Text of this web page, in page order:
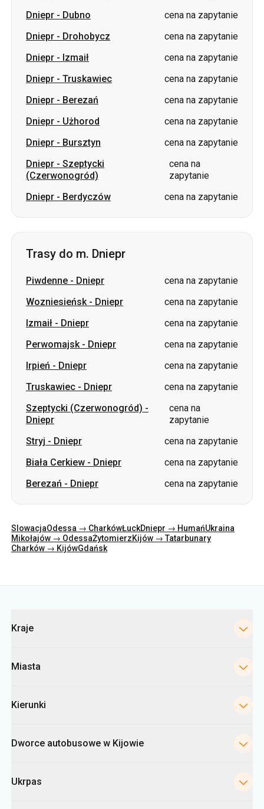
Dniepr - Dubno
cena na zapytanie
Dniepr - Drohobycz
cena na zapytanie
Dniepr - Izmaił
cena na zapytanie
Dniepr - Truskawiec
cena na zapytanie
Dniepr - Berezań
cena na zapytanie
Dniepr - Użhorod
cena na zapytanie
Dniepr - Bursztyn
cena na zapytanie
Dniepr - Szeptycki
(Czerwonogród)
cena na
zapytanie
Dniepr - Berdyczów cena na zapytanie
Trasy do m. Dniepr
Piwdenne - Dniepr
cena na zapytanie
Wozniesieńsk- Dniepr
cena na zapytanie
Izmaił - Dniepr
cena na zapytanie
Perwomajsk- Dniepr
cena na zapytanie
Irpień - Dniepr
cena na zapytanie
Truskawiec - Dniepr
cena na zapytanie
Szeptycki (Czerwonogród) -
Dniepr
cena na
zapytanie
Stryj - Dniepr
cena na zapytanie
Biała Cerkiew - Dniepr
cena na zapytanie
Berezań - Dniepr cena na zapytanie
SlowacjaOdessa → CharkówŁuckDniepr → HumańUkraina
Mikołajów → OdessaŻytomierzKijów → Tatarbunary
Charków → KijówGdańsk
Kraje
Miasta
Kierunki
Dworce autobusowe w Kijowie
Ukrpas